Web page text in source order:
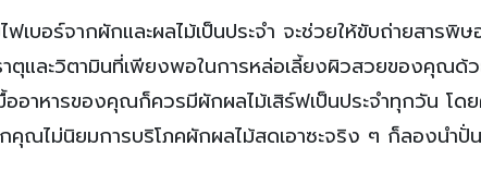
ฟเบอร์จากผักและผลไม้เป็นประจำ จะช่วยให้ขับถ่ายสารพิ
าตุและวิตามินที่เพียงพอในการหล่อเลี้ยงผิวสวยของคุณด้
มื้ออาหารของคุณก็ควรมีผักผลไม้เสิร์ฟเป็นประจำทุกวัน โ
ณไม่นิยมการบริโภคผักผลไม้สดเอาซะจริง ๆ ก็ลองนำปั่